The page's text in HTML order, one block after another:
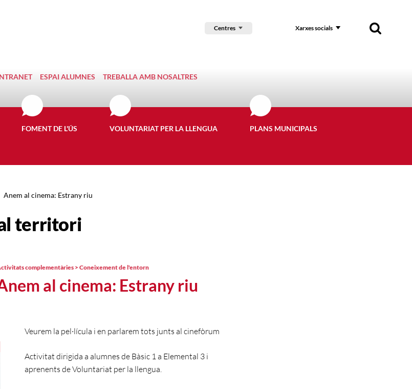
Centres Xarxes socials
ESPAI ALUMNES TREBALLA AMB NOSALTRES
FOMENT DE L'ÚS VOLUNTARIAT PER LA LLENGUA PLANS MUNICIPALS
Anem al cinema: Estrany riu
territori
al cinema: Estrany riu
complementàries > Coneixement de l'entorn
Veurem la pel·lícula i en parlarem tots junts al cinefòrum
Activitat dirigida a alumnes de Bàsic 1 a Elemental 3 i
aprenents de Voluntariat per la llengua.